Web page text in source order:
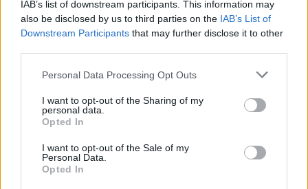
IAB’s list of downstream participants. This information may
also be disclosed by us to third parties on the IAB’s List of
Downstream Participants that may further disclose it to other
Personal Data Processing Opt Outs
I want to opt-out of the Sharing of my
personal data.
Opted In
I want to opt-out of the Sale of my
Personal Data.
Opted In